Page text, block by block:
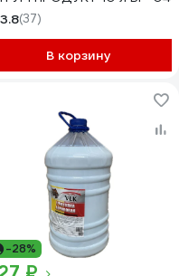
3.8(37)
В корзину
-28%